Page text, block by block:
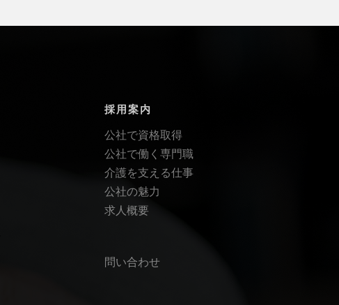
採用案内
公社で資格取得
公社で働く専門職
介護を支える仕事
公社の魅力
求人概要
問い合わせ